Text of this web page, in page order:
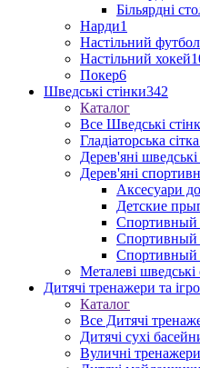
Більярдні
Нарди1
Настільний футбол
Настільний хокей
Покер6
Шведські стінки342
Каталог
Все Шведські
Гладіаторська сітка
Дерев'яні шведські
Дерев'яні
Аксесуари
Детские
Спортивный
Спортивный
Спортивный
Металеві шведські
Дитячі тренажери та
Каталог
Все Дитячі
Дитячі сухі
Вуличні тренажери